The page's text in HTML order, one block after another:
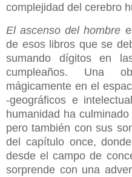
complejidad del cerebro
El ascenso del hombre
de esos libros que se
sumando dígitos en
cumpleaños. Una
mágicamente en el
-geográficos e
humanidad ha
pero también con sus
del capítulo once,
desde el campo de
sorprende con una